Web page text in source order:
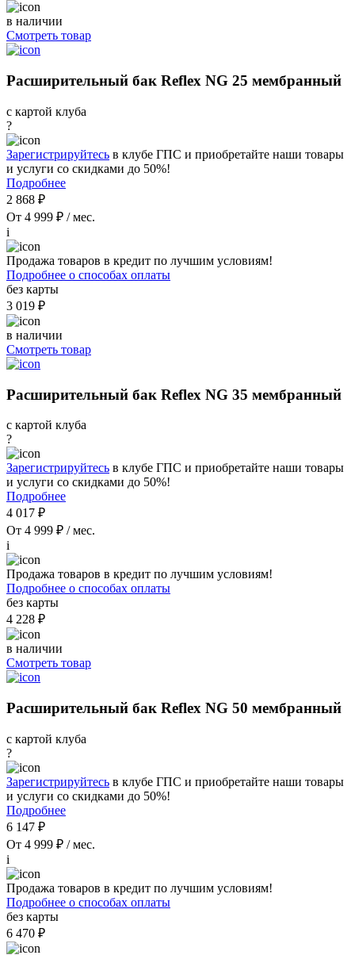
в наличии
Смотреть товар
Расширительный бак Reflex NG 25 мембранный
с картой клуба
?
Зарегистрируйтесь в клубе ГПС и приобретайте наши товары
и услуги со скидками до 50%!
Подробнее
2 868 ₽
От 4 999 ₽ / мес.
i
Продажа товаров в кредит по лучшим условиям!
Подробнее о способах оплаты
без карты
3 019 ₽
в наличии
Смотреть товар
Расширительный бак Reflex NG 35 мембранный
с картой клуба
?
Зарегистрируйтесь в клубе ГПС и приобретайте наши товары
и услуги со скидками до 50%!
Подробнее
4 017 ₽
От 4 999 ₽ / мес.
i
Продажа товаров в кредит по лучшим условиям!
Подробнее о способах оплаты
без карты
4 228 ₽
в наличии
Смотреть товар
Расширительный бак Reflex NG 50 мембранный
с картой клуба
?
Зарегистрируйтесь в клубе ГПС и приобретайте наши товары
и услуги со скидками до 50%!
Подробнее
6 147 ₽
От 4 999 ₽ / мес.
i
Продажа товаров в кредит по лучшим условиям!
Подробнее о способах оплаты
без карты
6 470 ₽